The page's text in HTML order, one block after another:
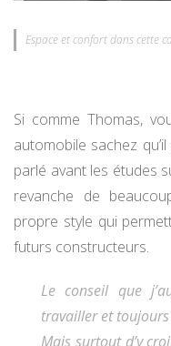
Espace et confort dans cette
Si comme Thomas,
automobile sachez
parlé avant les études
revanche de
propre style qui
futurs constructeurs.
Le conseil que
travailler et
Mais surtout d’y